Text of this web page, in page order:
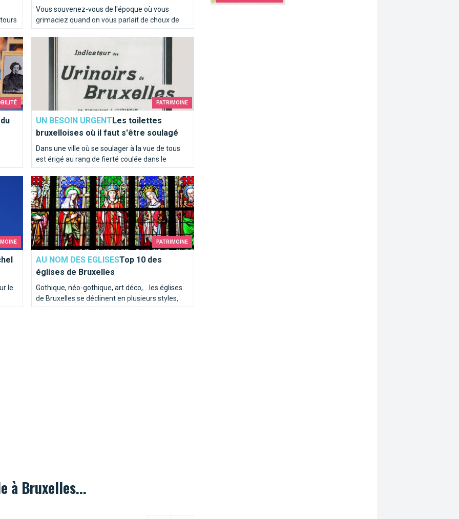
Vous souvenez-vous de l'époque où vous
grimaciez quand on vous parlait de choux de
Bruxelles ? Elle est belle et bien révolue pour la
plupart d'entre vous ! Chez Brusselslife, ces
recettes nous mettent déjà l'eau à la bouche !
PATRIMOINE
UN BESOIN URGENTLes toilettes
bruxelloises où il faut s'être soulagé
Dans une ville où se soulager à la vue de tous
est érigé au rang de fierté coulée dans le
bronze, le commun des mortels s’offre de
temps à autre une pause sanitaire qui sort de
l’ordinaire. Sélection d’adresses pour vos petits
besoins...
Les toilettes bruxelloises où il faut s'être soulagé
le
cet
PATRIMOINE
AU NOM DES EGLISESTop 10 des
églises de Bruxelles
Gothique, néo-gothique, art déco,... les églises
de Bruxelles se déclinent en plusieurs styles,
tailles et formes. En voici le top 10, totalement
Top 10 des églises de Bruxelles
à Bruxelles...